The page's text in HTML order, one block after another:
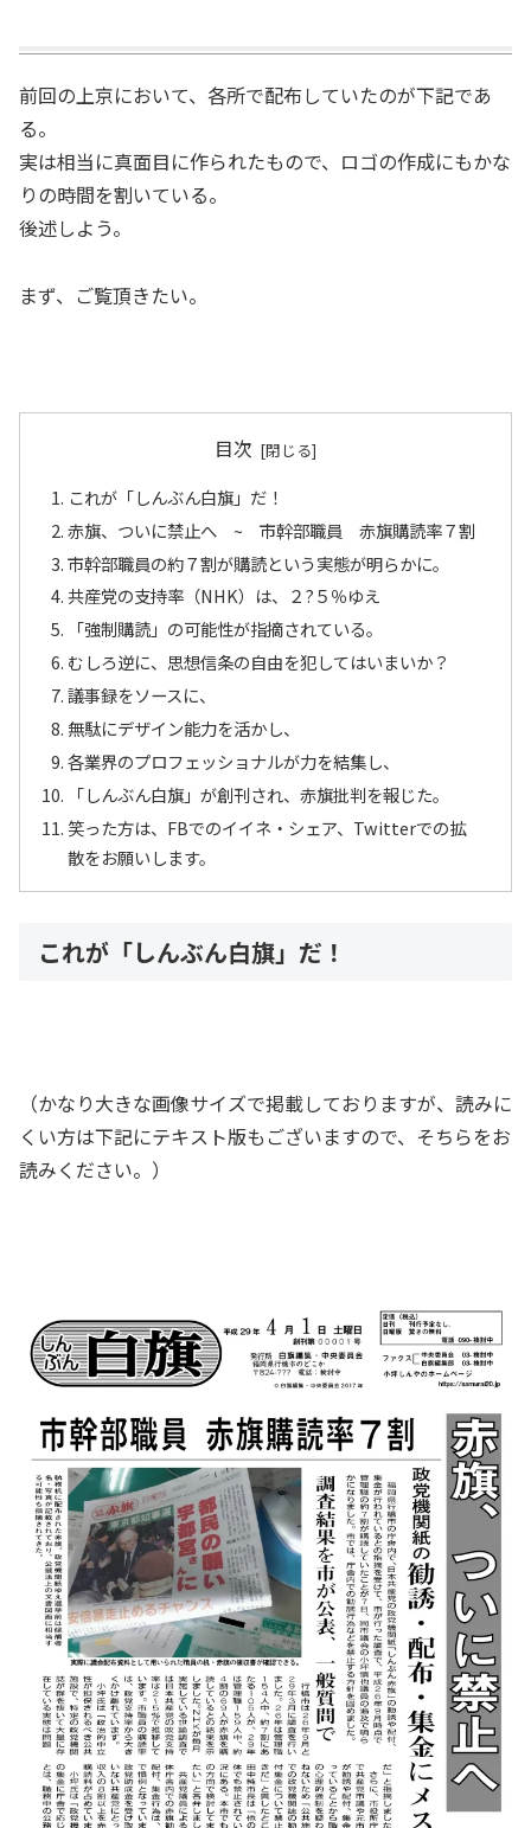
前回の上京において、各所で配布していたのが下記であ
る。
実は相当に真面目に作られたもので、ロゴの作成にもかな
りの時間を割いている。
後述しよう。
まず、ご覧頂きたい。
目次
これが「しんぶん白旗」だ！
赤旗、ついに禁止へ ~ 市幹部職員 赤旗購読率７割
市幹部職員の約７割が購読という実態が明らかに。
共産党の支持率（NHK）は、２?５％ゆえ
「強制購読」の可能性が指摘されている。
むしろ逆に、思想信条の自由を犯してはいまいか？
議事録をソースに、
無駄にデザイン能力を活かし、
各業界のプロフェッショナルが力を結集し、
「しんぶん白旗」が創刊され、赤旗批判を報じた。
笑った方は、FBでのイイネ・シェア、Twitterでの拡
散をお願いします。
これが「しんぶん白旗」だ！
（かなり大きな画像サイズで掲載しておりますが、読みに
くい方は下記にテキスト版もございますので、そちらをお
読みください。）